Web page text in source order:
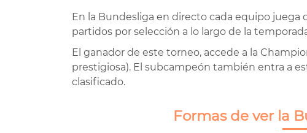
En la Bundesliga en directo cada equipo juega
partidos por selección a lo largo de la
El ganador de este torneo, accede a la
prestigiosa). El subcampeón también entra a
clasificado.
Formas de ver la